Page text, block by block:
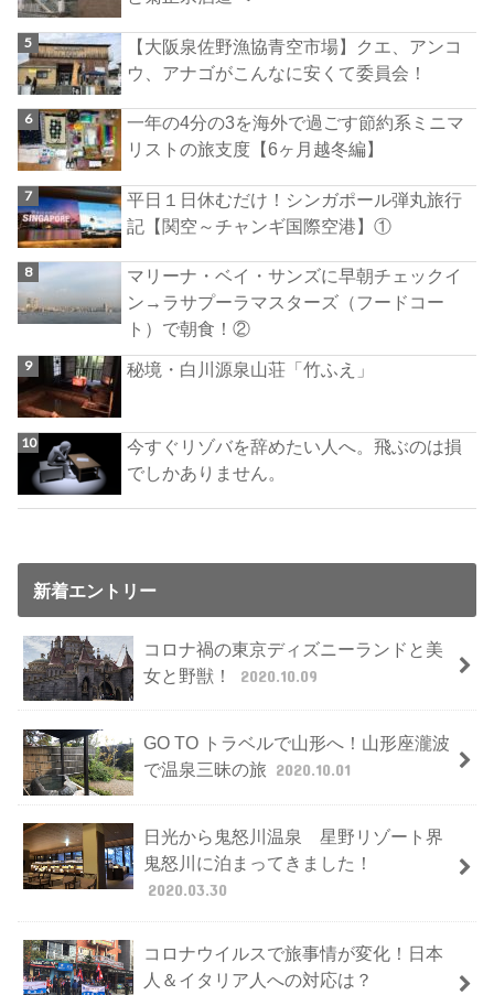
【大阪泉佐野漁協青空市場】クエ、アンコ
ウ、アナゴがこんなに安くて委員会！
一年の4分の3を海外で過ごす節約系ミニマ
リストの旅支度【6ヶ月越冬編】
平日１日休むだけ！シンガポール弾丸旅行
記【関空～チャンギ国際空港】①
マリーナ・ベイ・サンズに早朝チェックイ
ン→ラサプーラマスターズ（フードコー
ト）で朝食！②
秘境・白川源泉山荘「竹ふえ」
今すぐリゾバを辞めたい人へ。飛ぶのは損
でしかありません。
新着エントリー
コロナ禍の東京ディズニーランドと美
女と野獣！
2020.10.09
GO TO トラベルで山形へ！山形座瀧波
で温泉三昧の旅 2020.10.01
日光から鬼怒川温泉 星野リゾート界
鬼怒川に泊まってきました！
2020.03.30
コロナウイルスで旅事情が変化！日本
人＆イタリア人への対応は？